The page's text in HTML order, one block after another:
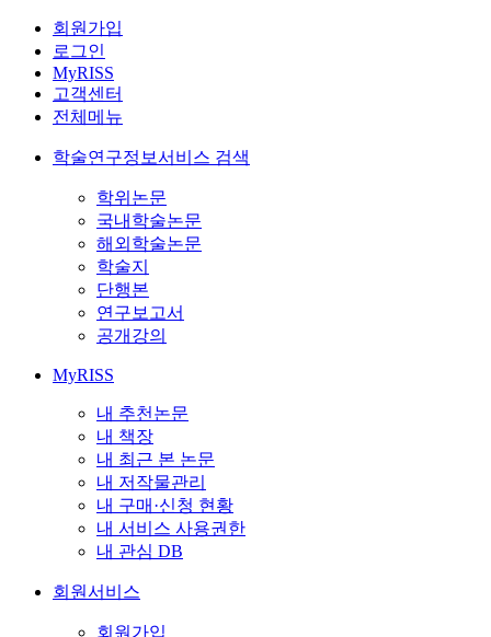
회원가입
로그인
MyRISS
고객센터
전체메뉴
학술연구정보서비스 검색
학위논문
국내학술논문
해외학술논문
학술지
단행본
연구보고서
공개강의
MyRISS
내 추천논문
내 책장
내 최근 본 논문
내 저작물관리
내 구매·신청 현황
내 서비스 사용권한
내 관심 DB
회원서비스
회원가입